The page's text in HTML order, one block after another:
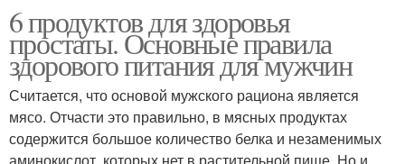
6 продуктов для здоровья
простаты. Основные правила
здорового питания для мужчин
Считается, что основой мужского рациона является
мясо. Отчасти это правильно, в мясных продуктах
содержится большое количество белка и незаменимых